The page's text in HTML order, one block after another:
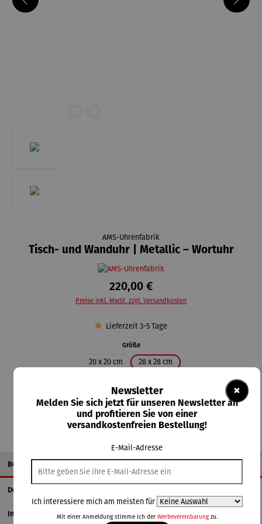
AMS-Uhrenfabrik
Tisch- und Wanduhr | Metallic – Wortuhr
220,00 €
Preise inkl. MwSt. zzgl. Versandkosten
Lieferzeit 3-5 Tage
Größeauswählen
20 x 20 cm 28 x 28 cm
In den Warenkorb
Beschreibung
Details
Informationen zum Hersteller
×
Newsletter
Melden Sie sich jetzt für unseren Newsletter an
und profitieren Sie von einer
versandkostenfreien Bestellung!
E-Mail-Adresse
Ich interessiere mich am meisten für
Mit einer Anmeldung stimme ich der Werbevereinbarungzu.